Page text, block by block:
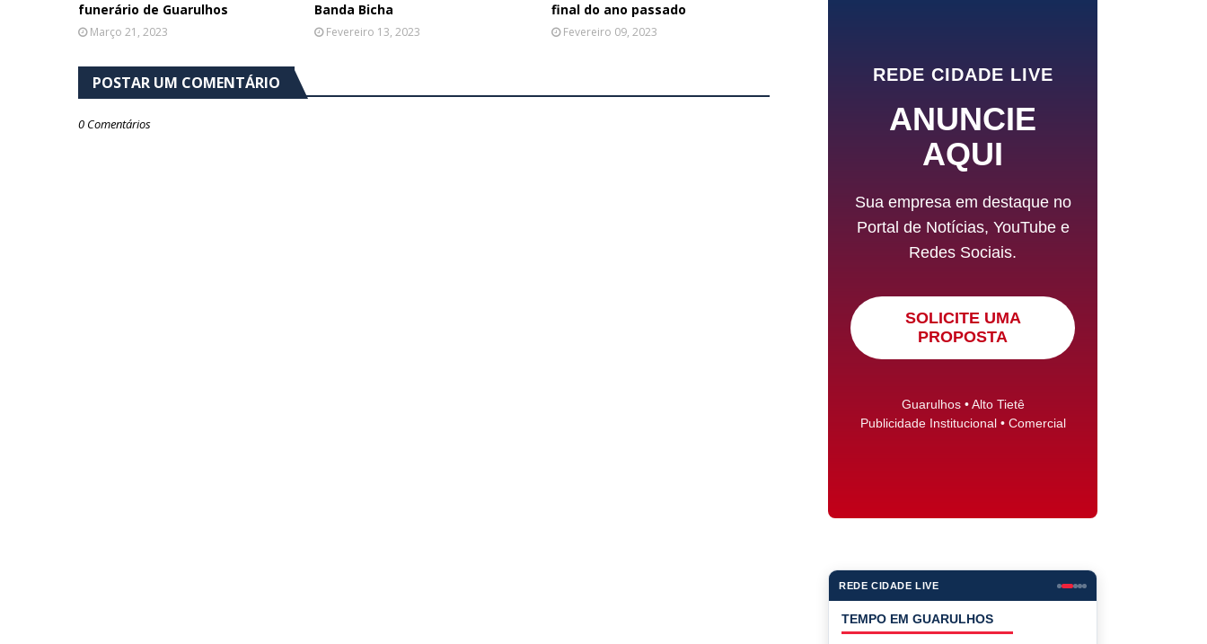
funerário de Guarulhos
Março 21, 2023
Banda Bicha
Fevereiro 13, 2023
final do ano passado
Fevereiro 09, 2023
POSTAR UM COMENTÁRIO
0 Comentários
REDE CIDADE LIVE
ANUNCIE
AQUI
Sua empresa em destaque no
Portal de Notícias, YouTube e
Redes Sociais.
SOLICITE UMA
PROPOSTA
Guarulhos • Alto Tietê
Publicidade Institucional • Comercial
REDE CIDADE LIVE
COTAÇÕES